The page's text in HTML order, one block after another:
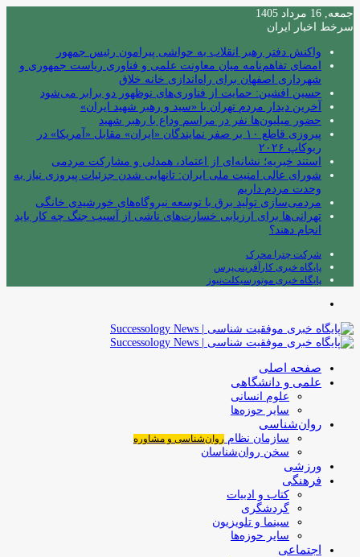
جمعه, 16 مرداد 1405
سرخط اخبار ایران
واکنش دفتر رهبر انقلاب به حواشی پیرامون رئیس جمهور
امضای تفاهم‌نامه میان معاونت علمی و فناوری ریاست جمهوری و
شهرداری اصفهان برای راه‌اندازی خانه خلاق
حسین افشین: حمایت از فناوری‌های نوظهور دو برابر می‌شود
آخرین دیدار مردم تهران با «سید و رهبر شهید ایران»
حضور میلیون‌ها نفر در مراسم وداع با رهبر شهید
پیروزی قاطع ۱۰ بر صفر نمایندگان «ایران» مقابل «آمریکا» در
ربوکاپ ۲۰۲۶
استند خیریه؛ نشانه‌ای از اعتماد، همدلی و مشارکت مردمی
شورای عالی امنیت ملی ایران: تانهایی شدن جزئیات پیروزی نیاز به
وحدت مردم داریم
مردمی‌سازی تولید برق با توسعه نیروگاه‌های خورشیدی خانگی
تهرانی‌ها برای ارزیابی خسارت‌های ناشی از آسیب جنگ چه کار باید
انجام دهند؟
شرکت چترا محرک
پایگاه خبری کارآفرینی‌پرس
پایگاه خبری موتورسیکلت‌نیوز
صفحه اصلی
علمی و دانشگاهی
علوم انسانی
سایر حوزه‌ها
روان‌شناسی
سازمان نظام روان‌شناسی و مشاوره
سخن روان‌شناسان
ورزشی
فرهنگی
کتاب و ادبیات
گردشگری
سینما و تلویزیون
سایر حوزه‌ها
اجتماعی